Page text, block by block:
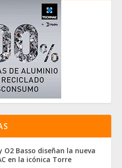
O2 Basso diseñan la nueva
en la icónica Torre